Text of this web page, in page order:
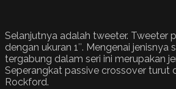
Selanjutnya adalah tweeter. Tweeter
dengan ukuran 1″. Mengenai jenisnya
tergabung dalam seri ini merupakan
Seperangkat passive crossover turut
Rockford.